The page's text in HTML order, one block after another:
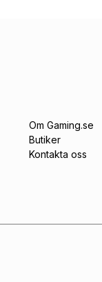
Om Gaming.se
Butiker
Kontakta oss